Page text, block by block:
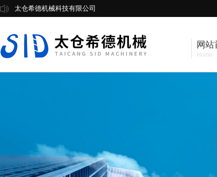
太仓希德机械科技有限公司
网站
Home